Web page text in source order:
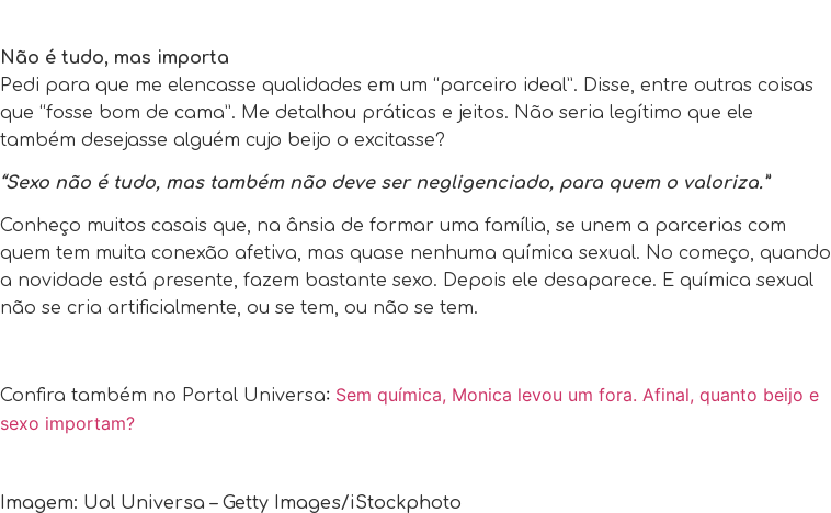
Não é tudo, mas importa
Pedi para que me elencasse qualidades em um “parceiro ideal”. Disse, entre outras coisas
que “fosse bom de cama”. Me detalhou práticas e jeitos. Não seria legítimo que ele
também desejasse alguém cujo beijo o excitasse?
“Sexo não é tudo, mas também não deve ser negligenciado, para quem o valoriza.”
Conheço muitos casais que, na ânsia de formar uma família, se unem a parcerias com
quem tem muita conexão afetiva, mas quase nenhuma química sexual. No começo, quando
a novidade está presente, fazem bastante sexo. Depois ele desaparece. E química sexual
não se cria artificialmente, ou se tem, ou não se tem.
Confira também no Portal Universa: Sem química, Monica levou um fora. Afinal, quanto beijo e
sexo importam?
Imagem: Uol Universa – Getty Images/iStockphoto